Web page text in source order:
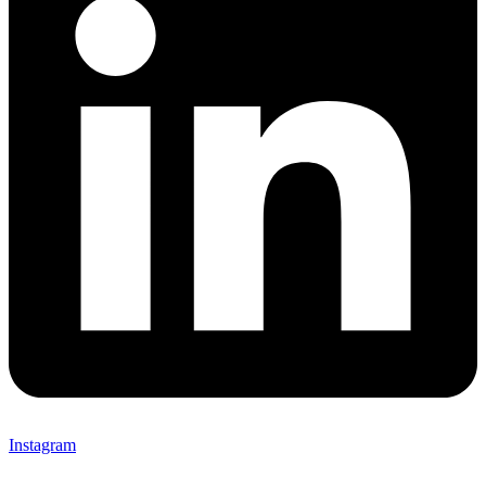
Instagram